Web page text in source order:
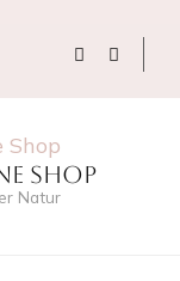
Shop
Natur